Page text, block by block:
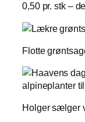
0,50 pr. stk –
Flotte
Holger sælger